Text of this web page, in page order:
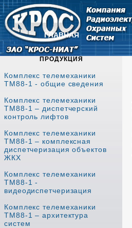
ГЛАВНАЯ
ПРОДУКЦИЯ
Комплекс телемеханики
ТМ88-1 - общие сведения
Комплекс телемеханики
ТМ88-1 – диспетчерский
контроль лифтов
Комплекс телемеханики
ТМ88-1 – комплексная
диспетчеризация объектов
ЖКХ
Комплекс телемеханики
ТМ88-1 -
видеодиспетчеризация
Комплекс телемеханики
ТМ88-1 – архитектура
систем